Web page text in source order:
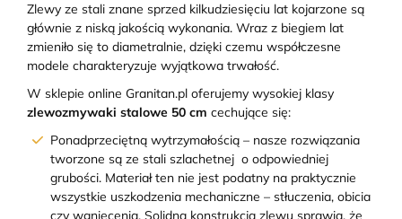
Zlewy ze stali znane sprzed kilkudziesięciu lat kojarzone są
głównie z niską jakością wykonania. Wraz z biegiem lat
zmieniło się to diametralnie, dzięki czemu współczesne
modele charakteryzuje wyjątkowa trwałość.
W sklepie online Granitan.pl oferujemy wysokiej klasy
zlewozmywaki stalowe 50 cm cechujące się:
Ponadprzeciętną wytrzymałością – nasze rozwiązania
tworzone są ze stali szlachetnej o odpowiedniej
grubości. Materiał ten nie jest podatny na praktycznie
wszystkie uszkodzenia mechaniczne – stłuczenia, obicia
czy wgniecenia. Solidna konstrukcja zlewu sprawia, że